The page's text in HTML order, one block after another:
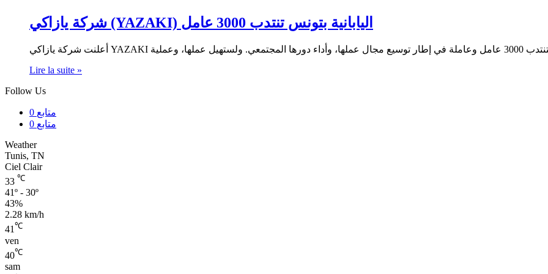
شركة يازاكي (YAZAKI) اليابانية بتونس تنتدب 3000 عامل
Lire la suite »
Follow Us
0 متابع
0 متابع
Weather
Tunis, TN
Ciel Clair
33 ℃
41º - 30º
43%
2.28 km/h
41℃
ven
40℃
sam